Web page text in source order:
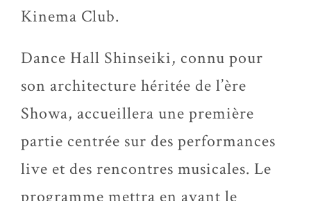
Kinema Club.
Dance Hall Shinseiki, connu pour
son architecture héritée de l’ère
Showa, accueillera une première
partie centrée sur des performances
live et des rencontres musicales. Le
programme mettra en avant le